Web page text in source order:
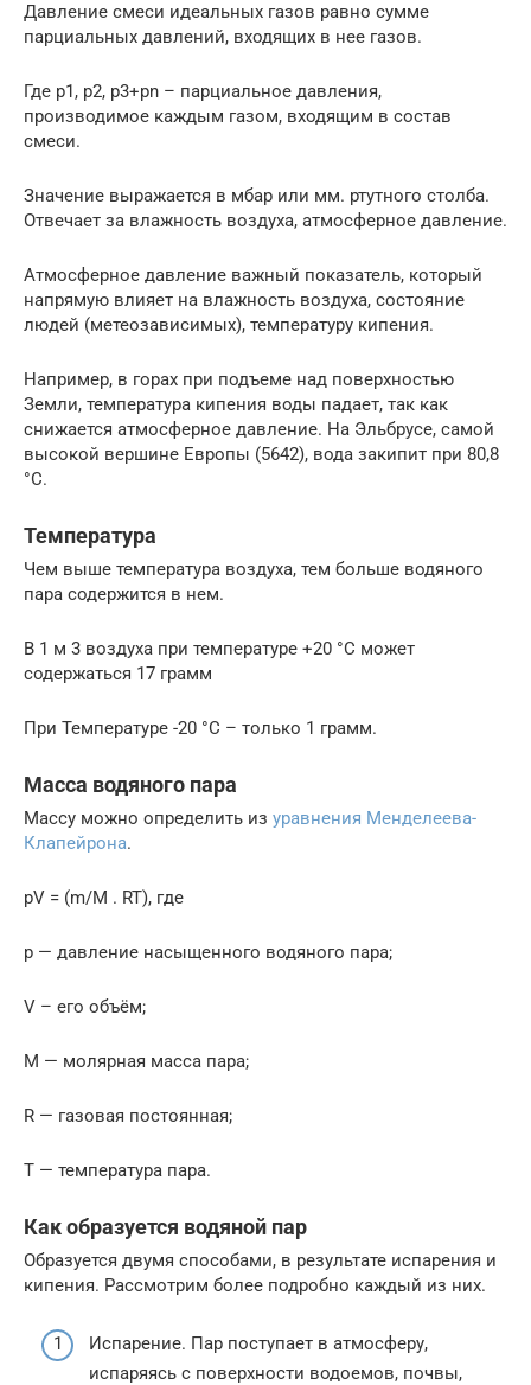
Давление смеси идеальных газов равно сумме
парциальных давлений, входящих в нее газов.
Где p1, p2, p3+pn – парциальное давления,
производимое каждым газом, входящим в состав
смеси.
Значение выражается в мбар или мм. ртутного столба.
Отвечает за влажность воздуха, атмосферное давление.
Атмосферное давление важный показатель, который
напрямую влияет на влажность воздуха, состояние
людей (метеозависимых), температуру кипения.
Например, в горах при подъеме над поверхностью
Земли, температура кипения воды падает, так как
снижается атмосферное давление. На Эльбрусе, самой
высокой вершине Европы (5642), вода закипит при 80,8
°С.
Температура
Чем выше температура воздуха, тем больше водяного
пара содержится в нем.
В 1 м 3 воздуха при температуре +20 °С может
содержаться 17 грамм
При Температуре -20 °С – только 1 грамм.
Масса водяного пара
Массу можно определить из уравнения Менделеева-
Клапейрона.
pV = (m/M . RT), где
р — давление насыщенного водяного пара;
V – его объём;
М — молярная масса пара;
R — газовая постоянная;
Т — температура пара.
Как образуется водяной пар
Образуется двумя способами, в результате испарения и
кипения. Рассмотрим более подробно каждый из них.
Испарение. Пар поступает в атмосферу,
испаряясь с поверхности водоемов, почвы,